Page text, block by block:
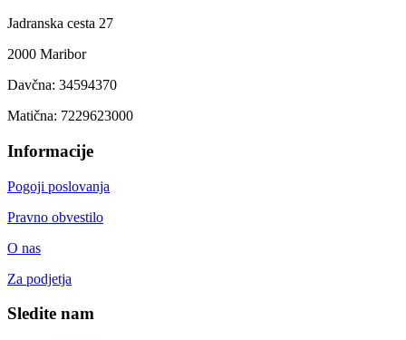
Jadranska cesta 27
2000 Maribor
Davčna: 34594370
Matična: 7229623000
Informacije
Pogoji poslovanja
Pravno obvestilo
O nas
Za podjetja
Sledite nam